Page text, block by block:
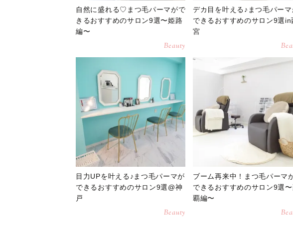
自然に盛れる♡まつ毛パーマがで
きるおすすめのサロン9選〜姫路
編〜
Beauty
デカ目を叶える♪まつ毛パーマ
できるおすすめのサロン9選in
宮
目力UPを叶える♪まつ毛パーマが
できるおすすめのサロン9選@神
戸
Beauty
ブーム再来中！まつ毛パーマ
できるおすすめのサロン9選〜
覇編〜